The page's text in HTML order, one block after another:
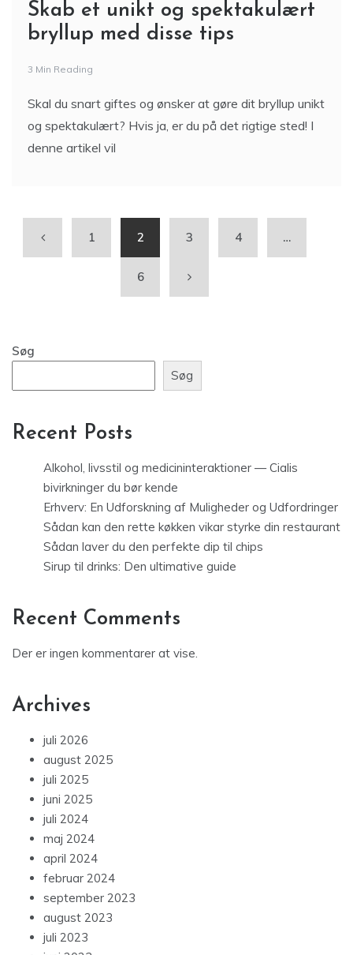
Skab et unikt og spektakulært
bryllup med disse tips
3 Min Reading
Skal du snart giftes og ønsker at gøre dit bryllup unikt
og spektakulært? Hvis ja, er du på det rigtige sted! I
denne artikel vil
1 2 3 4 …
6
Søg
Søg
Recent Posts
Alkohol, livsstil og medicininteraktioner — Cialis
bivirkninger du bør kende
Erhverv: En Udforskning af Muligheder og Udfordringer
Sådan kan den rette køkken vikar styrke din restaurant
Sådan laver du den perfekte dip til chips
Sirup til drinks: Den ultimative guide
Recent Comments
Der er ingen kommentarer at vise.
Archives
juli 2026
august 2025
juli 2025
juni 2025
juli 2024
maj 2024
april 2024
februar 2024
september 2023
august 2023
juli 2023